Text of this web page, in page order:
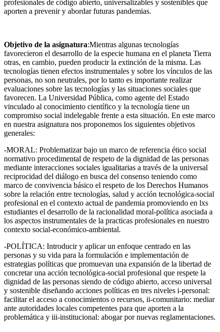
profesionales de código abierto, universalizables y sostenibles que
aporten a prevenir y abordar futuras pandemias.
Objetivo de la asignatura:Mientras algunas tecnologías
favorecieron el desarrollo de la especie humana en el planeta Tierra
otras, en cambio, pueden producir la extinción de la misma. Las
tecnologías tienen efectos instrumentales y sobre los vínculos de las
personas, no son neutrales, por lo tanto es importante realizar
evaluaciones sobre las tecnologías y las situaciones sociales que
favorecen. La Universidad Pública, como agente del Estado
vinculado al conocimiento científico y la tecnología tiene un
compromiso social indelegable frente a esta situación. En este marco
en nuestra asignatura nos proponemos los siguientes objetivos
generales:
-MORAL: Problematizar bajo un marco de referencia ético social
normativo procedimental de respeto de la dignidad de las personas
mediante interacciones sociales igualitarias a través de la universal
reciprocidad del diálogo en busca del consenso teniendo como
marco de convivencia básico el respeto de los Derechos Humanos
sobre la relación entre tecnologías, salud y acción tecnológica-social
profesional en el contexto actual de pandemia promoviendo en lxs
estudiantes el desarrollo de la racionalidad moral-política asociada a
los aspectos instrumentales de la practicas profesionales en nuestro
contexto social-económico-ambiental.
-POLÍTICA: Introducir y aplicar un enfoque centrado en las
personas y su vida para la formulación e implementación de
estrategias políticas que promuevan una expansión de la libertad de
concretar una acción tecnológica-social profesional que respete la
dignidad de las personas siendo de código abierto, acceso universal
y sostenible diseñando acciones políticas en tres niveles i-personal:
facilitar el acceso a conocimientos o recursos, ii-comunitario: mediar
ante autoridades locales competentes para que aporten a la
problemática y iii-institucional: abogar por nuevas reglamentaciones.